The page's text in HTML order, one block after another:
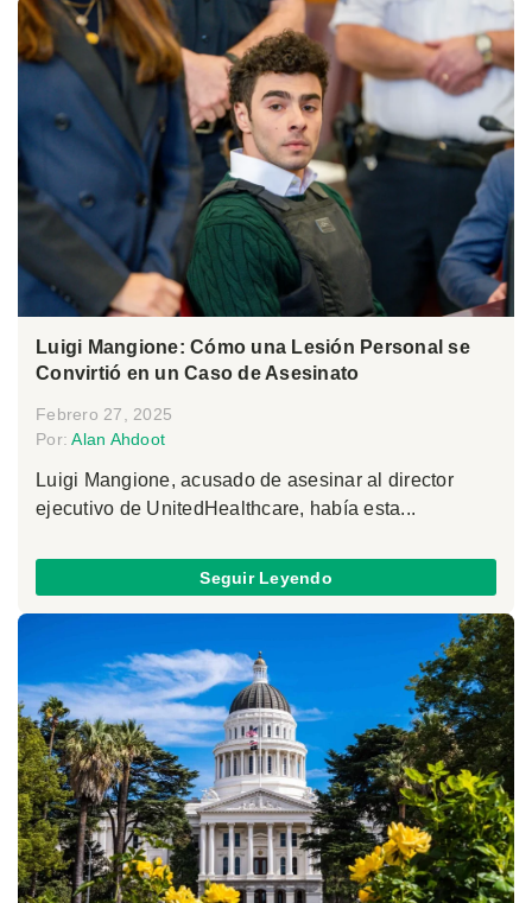
Luigi Mangione: Cómo una Lesión Personal se
Convirtió en un Caso de Asesinato
Febrero 27, 2025
Por:Alan Ahdoot
Luigi Mangione, acusado de asesinar al director
ejecutivo de UnitedHealthcare, había esta...
Seguir Leyendo